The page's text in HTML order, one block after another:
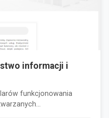
informacji i
funkcjonowania